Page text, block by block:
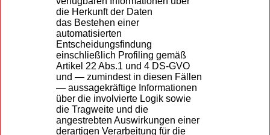
die Herkunft der Daten
das Bestehen einer
automatisierten
Entscheidungsfindung
einschließlich Profiling gemäß
Artikel 22 Abs.1 und 4 DS-GVO
und — zumindest in diesen Fällen
— aussagekräftige Informationen
über die involvierte Logik sowie
die Tragweite und die
angestrebten Auswirkungen einer
derartigen Verarbeitung für die